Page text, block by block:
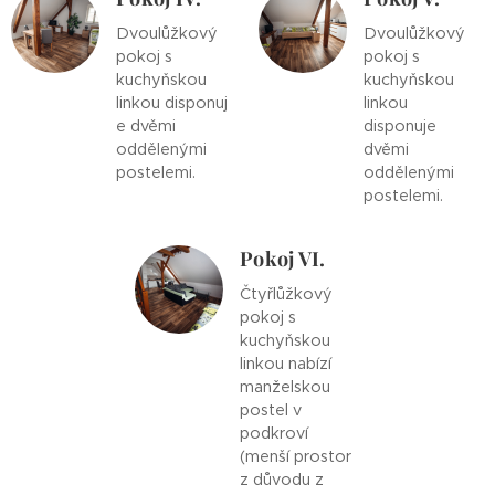
Dvoulůžkový
pokoj s
kuchyňskou
linkou disponuj
e dvěmi
oddělenými
postelemi.
Dvoulůžkový
pokoj s
kuchyňskou
linkou
disponuje
dvěmi
oddělenými
postelemi.
Pokoj VI.
Čtyřlůžkový
pokoj s
kuchyňskou
linkou nabízí
manželskou
postel v
podkroví
(menší prostor
z důvodu z